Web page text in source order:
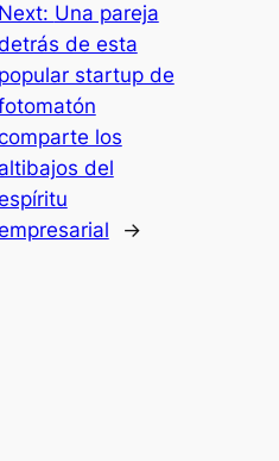
Next: Una pareja
de esta
startup de
los
altibajos del
→